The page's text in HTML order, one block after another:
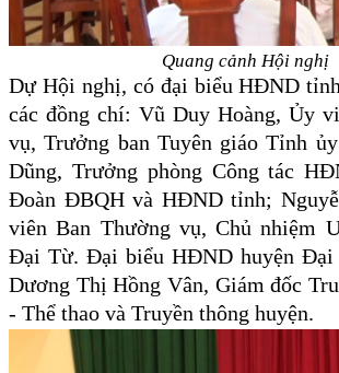
Quang cảnh Hội nghị
Dự Hội nghị, có đại biểu HĐND
các đồng chí: Vũ Duy Hoàng, Ủy
vụ, Trưởng ban Tuyên giáo Tỉnh
Dũng, Trưởng phòng Công tác
Đoàn ĐBQH và HĐND tỉnh;
viên Ban Thường vụ, Chủ nhiệm
Đại Từ. Đại biểu HĐND huyện Đại
Dương Thị Hồng Vân, Giám đốc
- Thể thao và Truyền thông huyện.